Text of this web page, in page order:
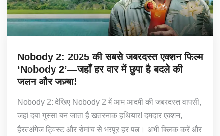
Nobody 2: 2025 की सबसे जबरदस्त एक्शन फिल्म
‘Nobody 2’—जहाँ हर वार में छुपा है बदले की
जलन और जज़्बा!
Nobody 2: देखिए Nobody 2 में आम आदमी की जबरदस्त वापसी,
जहां दबा गुस्सा बन जाता है खतरनाक हथियार! दमदार एक्शन,
हैरतअंगेज ट्विस्ट और रोमांच से भरपूर हर पल। अभी क्लिक करें और